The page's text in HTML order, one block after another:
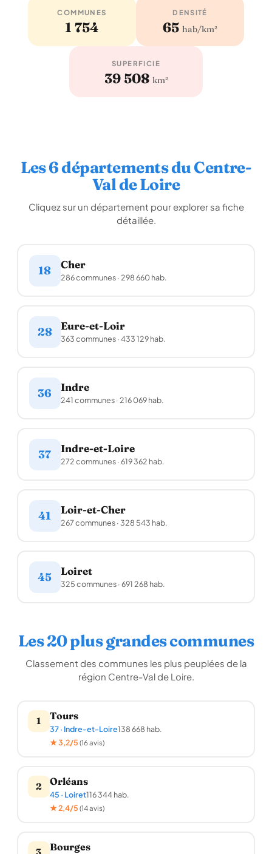
COMMUNES
1 754
DENSITÉ
65 hab/km²
SUPERFICIE
39 508 km²
Les 6 départements du Centre-
Val de Loire
Cliquez sur un département pour explorer sa fiche
détaillée.
18 Cher
286 communes · 298 660 hab.
28 Eure-et-Loir
363 communes · 433 129 hab.
36 Indre
241 communes · 216 069 hab.
37 Indre-et-Loire
272 communes · 619 362 hab.
41 Loir-et-Cher
267 communes · 328 543 hab.
45 Loiret
325 communes · 691 268 hab.
Les 20 plus grandes communes
Classement des communes les plus peuplées de la
région Centre-Val de Loire.
1 Tours
37 · Indre-et-Loire138 668 hab.
★ 3,2/5 (16 avis)
2 Orléans
45 · Loiret116 344 hab.
★ 2,4/5 (14 avis)
3 Bourges